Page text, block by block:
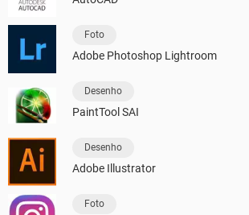
Foto
Adobe Photoshop Lightroom
Desenho
PaintTool SAI
Desenho
Adobe Illustrator
Foto